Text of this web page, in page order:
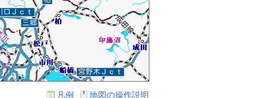
凡例 地図の操作説明